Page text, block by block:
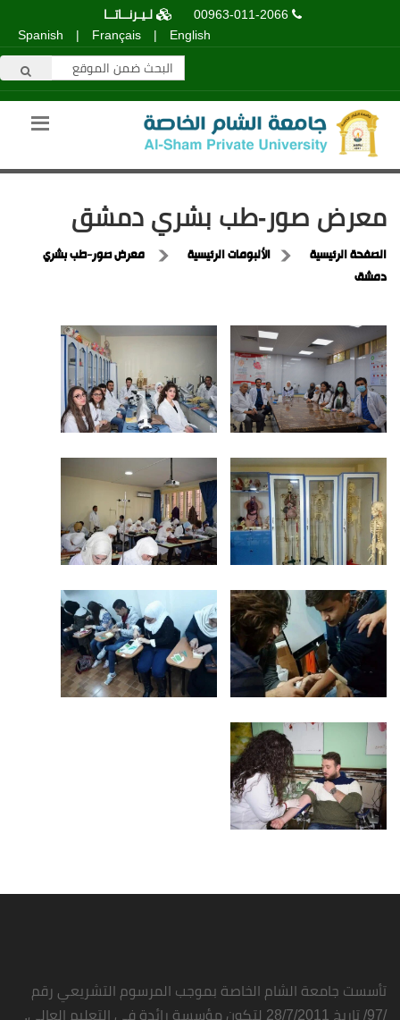
00963-011-2066
لـيـرنــاتــا
English
|
Français
|
Spanish
معرض صور-طب بشري دمشق
الصفحة الرئيسية الألبومات الرئيسية
معرض صور-طب بشري
دمشق
تأسست جامعة الشام الخاصة بموجب المرسوم التشريعي رقم
/97/ تاريخ 28/7/2011 لتكون مؤسسة رائدة في التعليم العالي.